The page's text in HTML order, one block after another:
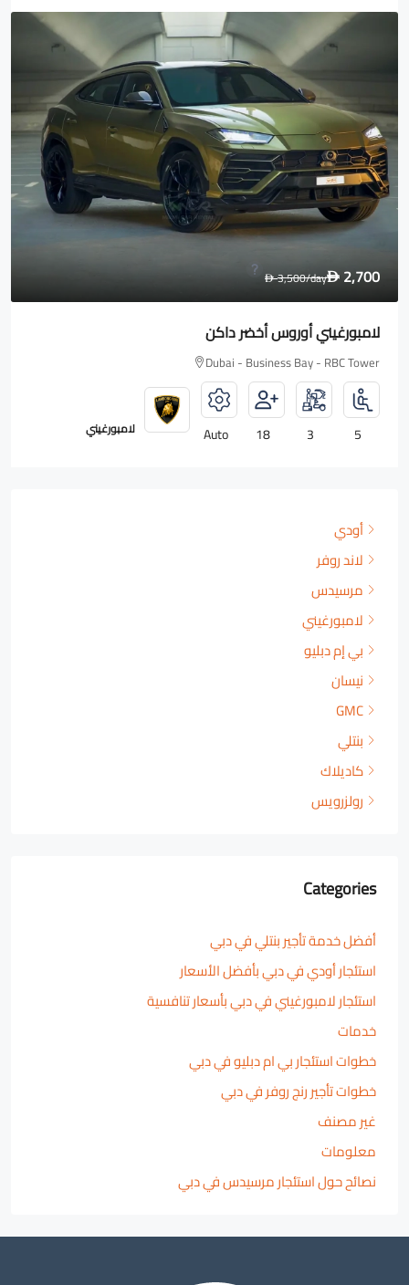
D 1,600
D2,000/day
رولز رويس Wraith
Dubai - Business Bay - RBC Tower
4
2
18
Auto رولزرويس
أودي
لاند روفر
مرسيدس
لامبورغيني
بي إم دبليو
نيسان
GMC
بنتلي
كاديلاك
رولزرويس
Categories
أفضل خدمة تأجير بنتلي في دبي
استئجار أودي في دبي بأفضل الأسعار
استئجار لامبورغيني في دبي بأسعار تنافسية
خدمات
خطوات استئجار بي ام دبليو في دبي
خطوات تأجير رنج روفر في دبي
غير مصنف
معلومات
نصائح حول استئجار مرسيدس في دبي